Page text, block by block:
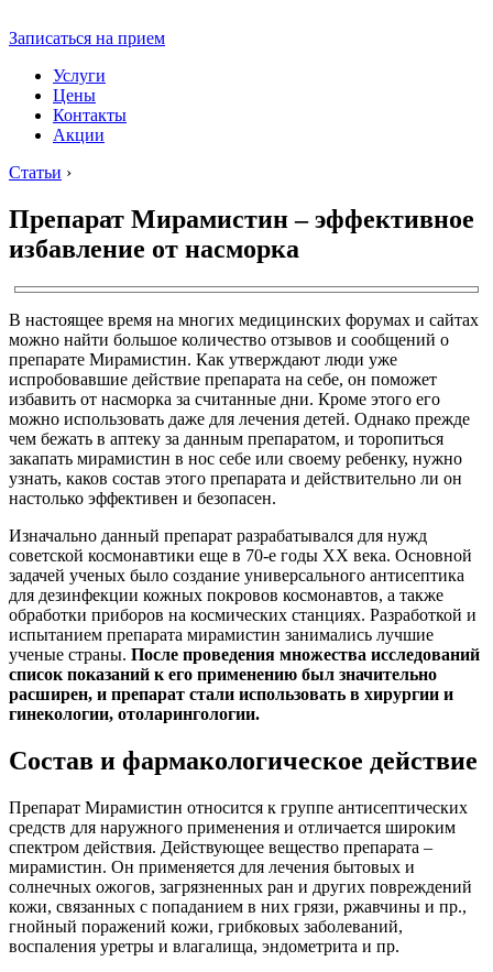
Записаться на прием
Услуги
Цены
Контакты
Акции
Статьи ›
Препарат Мирамистин – эффективное
избавление от насморка
В настоящее время на многих медицинских форумах и сайтах
можно найти большое количество отзывов и сообщений о
препарате Мирамистин. Как утверждают люди уже
испробовавшие действие препарата на себе, он поможет
избавить от насморка за считанные дни. Кроме этого его
можно использовать даже для лечения детей. Однако прежде
чем бежать в аптеку за данным препаратом, и торопиться
закапать мирамистин в нос себе или своему ребенку, нужно
узнать, каков состав этого препарата и действительно ли он
настолько эффективен и безопасен.
Изначально данный препарат разрабатывался для нужд
советской космонавтики еще в 70-е годы XX века. Основной
задачей ученых было создание универсального антисептика
для дезинфекции кожных покровов космонавтов, а также
обработки приборов на космических станциях. Разработкой и
испытанием препарата мирамистин занимались лучшие
ученые страны. После проведения множества исследований
список показаний к его применению был значительно
расширен, и препарат стали использовать в хирургии и
гинекологии, отоларингологии.
Состав и фармакологическое действие
Препарат Мирамистин относится к группе антисептических
средств для наружного применения и отличается широким
спектром действия. Действующее вещество препарата –
мирамистин. Он применяется для лечения бытовых и
солнечных ожогов, загрязненных ран и других повреждений
кожи, связанных с попаданием в них грязи, ржавчины и пр.,
гнойный поражений кожи, грибковых заболеваний,
воспаления уретры и влагалища, эндометрита и пр.